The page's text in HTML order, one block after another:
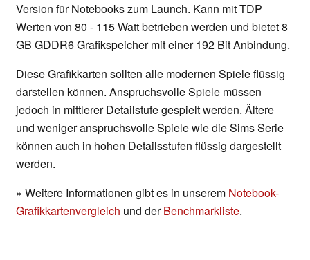
Version für Notebooks zum Launch. Kann mit TDP
Werten von 80 - 115 Watt betrieben werden und bietet 8
GB GDDR6 Grafikspeicher mit einer 192 Bit Anbindung.
Diese Grafikkarten sollten alle modernen Spiele flüssig
darstellen können. Anspruchsvolle Spiele müssen
jedoch in mittlerer Detailstufe gespielt werden. Ältere
und weniger anspruchsvolle Spiele wie die Sims Serie
können auch in hohen Detailsstufen flüssig dargestellt
werden.
» Weitere Informationen gibt es in unserem Notebook-
Grafikkartenvergleich und derBenchmarkliste.